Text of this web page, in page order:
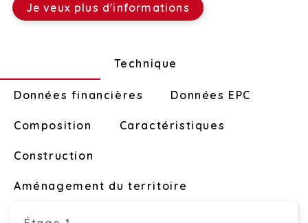
Je veux plus d'informations
Technique
Données financières Données EPC
Composition Caractéristiques
Construction
Aménagement du territoire